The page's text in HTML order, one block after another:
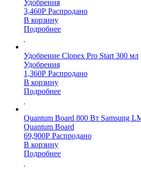
Удобрения
3,460Р Распродано
В корзину
Подробнее
Удобрение Clonex Pro Start 300 мл
Удобрения
1,360Р Распродано
В корзину
Подробнее
Quantum Board 800 Вт Samsung
Quantum Board
69,900Р Распродано
В корзину
Подробнее